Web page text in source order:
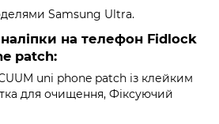
Samsung Ultra.
на телефон Fidlock
patch:
uni phone patch із клейким
для очищення, Фіксуючий